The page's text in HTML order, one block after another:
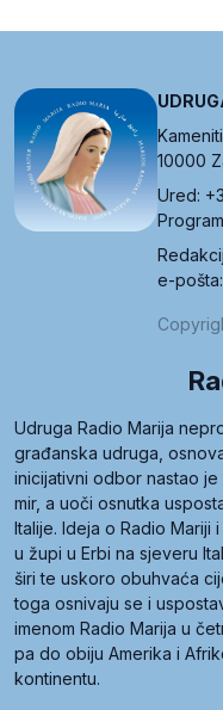
10000
Ured:
e-
Udruga Radio Marija
građanska udruga,
inicijativni odbor nastao
mir, a uoči osnutka
Italije. Ideja o Radio Mariji
u župi u Erbi na sjeveru
širi te uskoro obuhvaća
toga osnivaju se i
imenom Radio Marija u
pa do obiju Amerika i
kontinentu.